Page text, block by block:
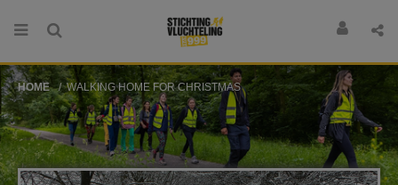
HOME WALKING HOME FOR CHRISTMAS